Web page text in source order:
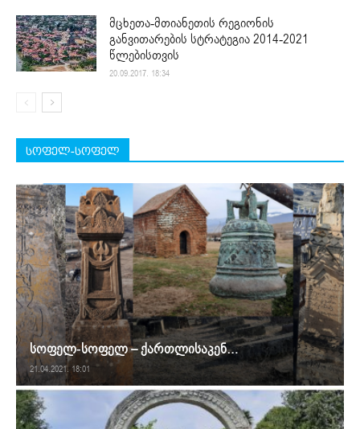
მცხეთა-მთიანეთის რეგიონის
განვითარების სტრატეგია 2014-2021
წლებისთვის
20.09.2017. 18:34
სოფელ-სოფელ
სოფელ-სოფელ – ქართლისაკენ…
21.04.2021. 18:01